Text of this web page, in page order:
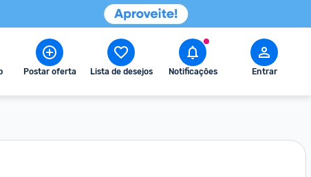
Postar oferta Lista de desejos Notificações Entrar